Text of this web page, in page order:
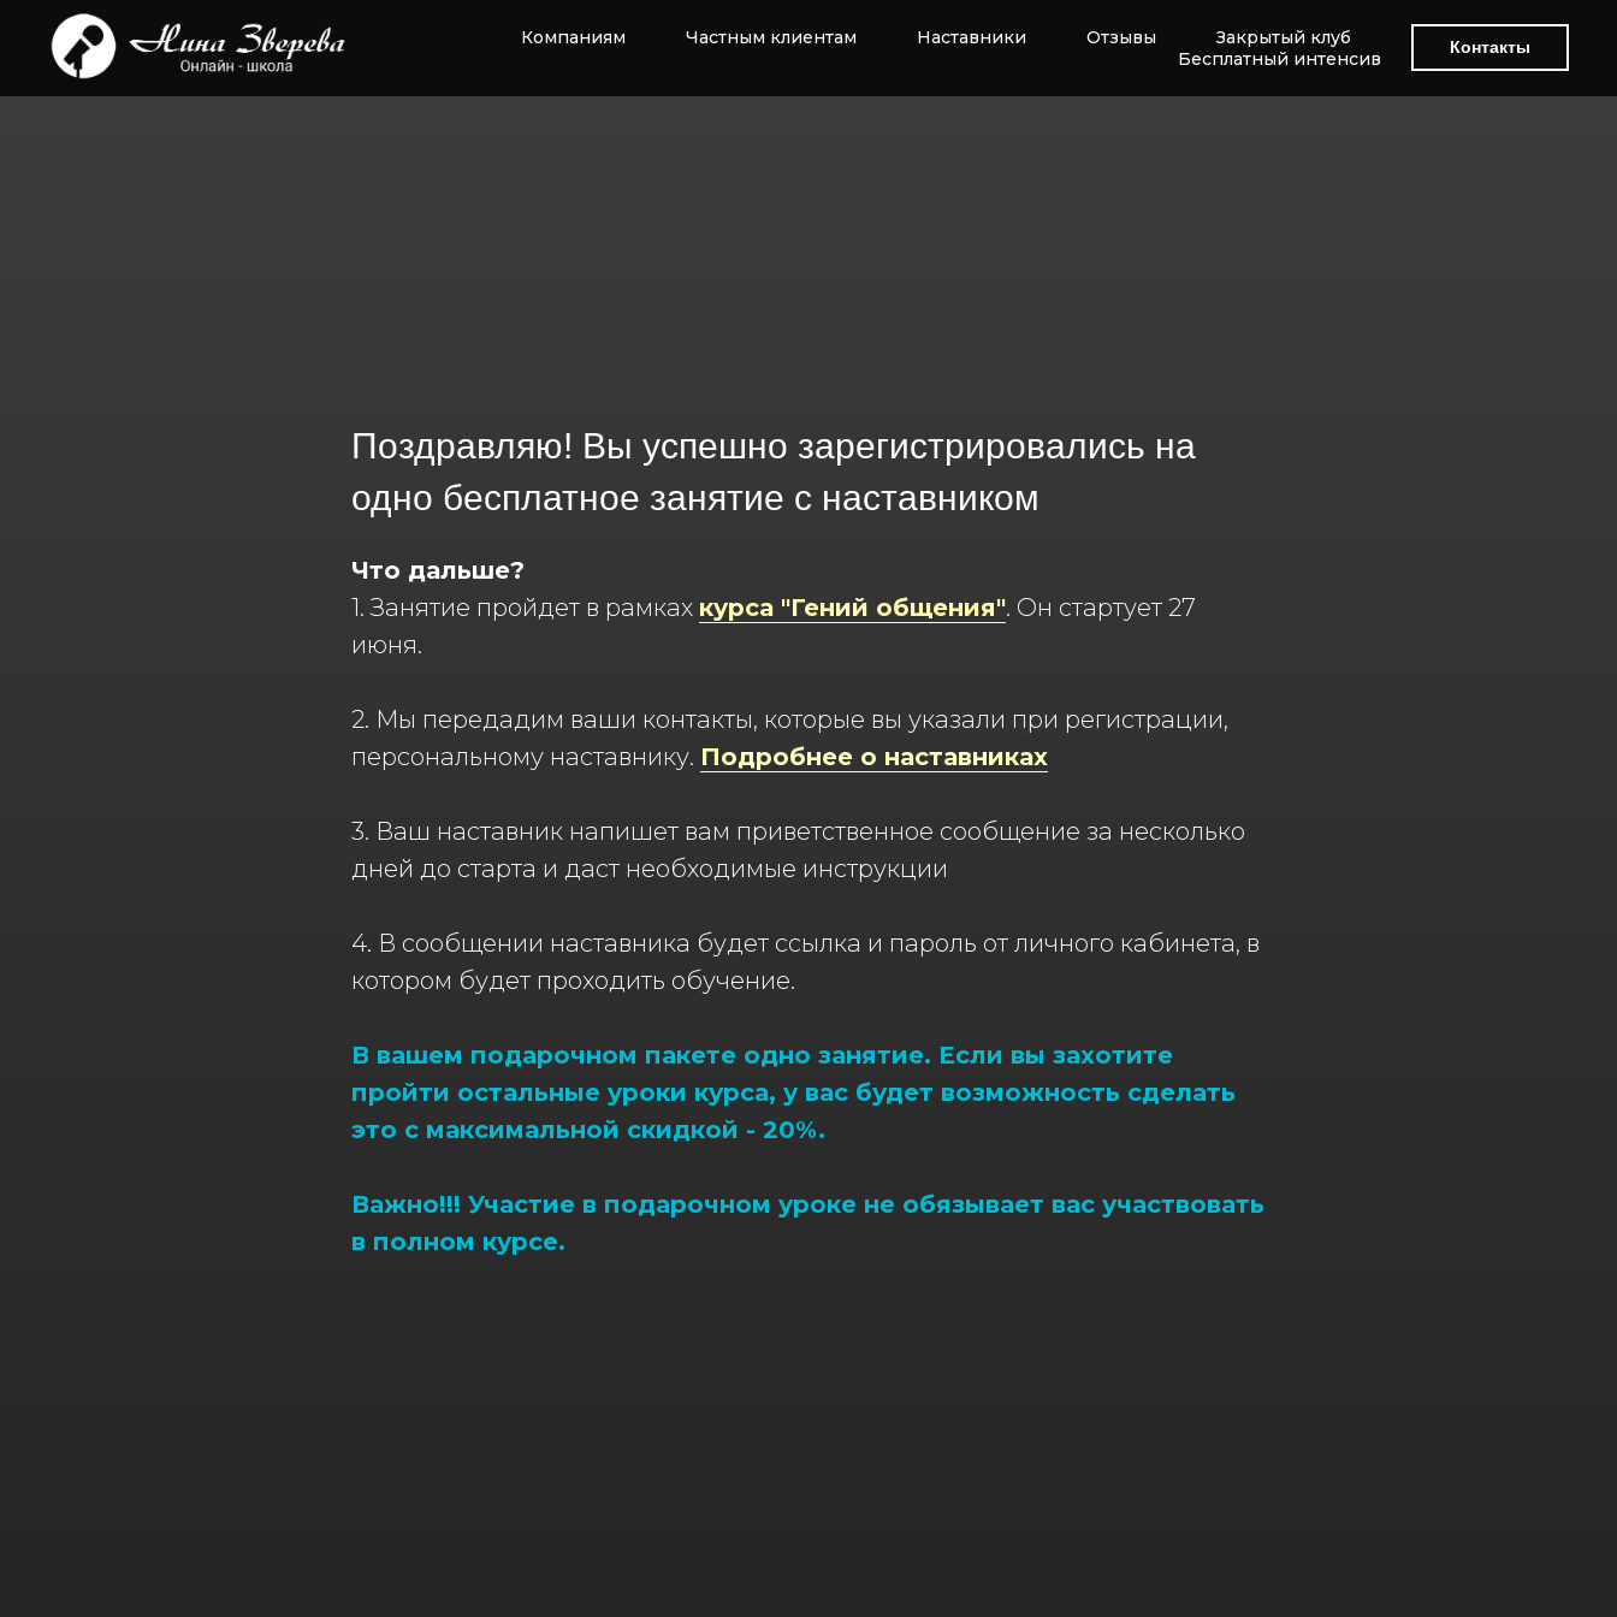
Компаниям Частным клиентам Наставники Отзывы
Закрытый клуб
Бесплатный интенсив
Контакты
Поздравляю! Вы успешно зарегистрировались на
одно бесплатное занятие с наставником
Что дальше?
1. Занятие пройдет в рамках курса "Гений общения". Он стартует 27
июня.
2. Мы передадим ваши контакты, которые вы указали при регистрации,
персональному наставнику. Подробнее о наставниках
3. Ваш наставник напишет вам приветственное сообщение за несколько
дней до старта и даст необходимые инструкции
4. В сообщении наставника будет ссылка и пароль от личного кабинета, в
котором будет проходить обучение.
В вашем подарочном пакете одно занятие. Если вы захотите
пройти остальные уроки курса, у вас будет возможность сделать
это с максимальной скидкой - 20%.
Важно!!! Участие в подарочном уроке не обязывает вас участвовать
в полном курсе.